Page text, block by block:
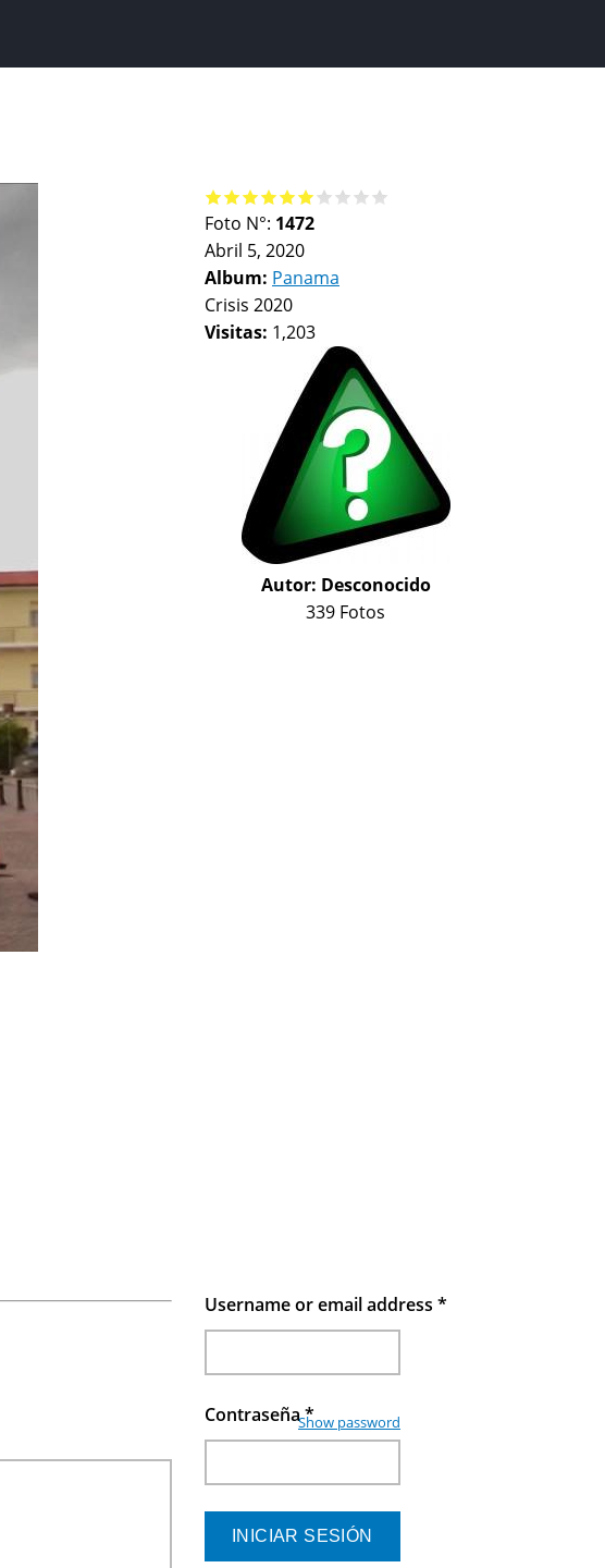
Foto N°: 1472
Abril 5, 2020
Album: Panama
Crisis 2020
Visitas: 1,203
Autor: Desconocido
339 Fotos
Username or email address *
Contraseña*
Show password